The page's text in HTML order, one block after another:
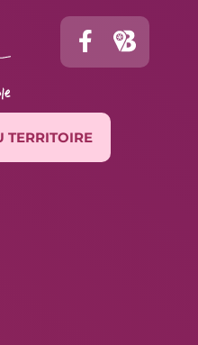
TERRITOIRE